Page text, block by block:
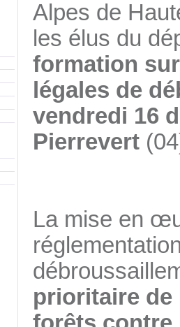
Alpes de
les élus du
formation
légales de
vendredi 16
Pierrevert
La mise en
prioritaire de